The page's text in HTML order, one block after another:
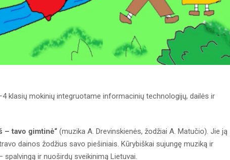
klasių mokinių integruotame informacinių technologijų, dailės ir
– tavo gimtinė“ (muzika A. Drevinskienės, žodžiai A. Matučio). Jie ją
dainos žodžius savo piešiniais. Kūrybiškai sujungę muziką ir
ir nuoširdų sveikinimą Lietuvai.